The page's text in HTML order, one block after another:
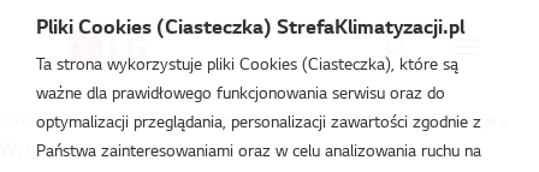
Strefa Klimatyzacji /Wydarzenia/THERMA V /THERMA V Instalacje –
Wytyczne montażowe
Pliki Cookies (Ciasteczka) StrefaKlimatyzacji.pl
Ta strona wykorzystuje pliki Cookies (Ciasteczka), które są
ważne dla prawidłowego funkcjonowania serwisu oraz do
optymalizacji przeglądania, personalizacji zawartości zgodnie z
Państwa zainteresowaniami oraz w celu analizowania ruchu na